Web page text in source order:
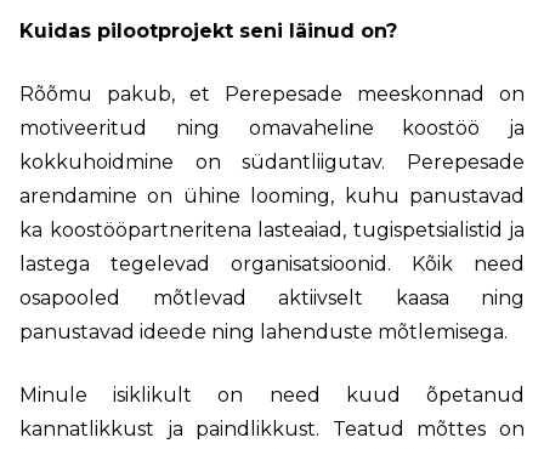
Kuidas pilootprojekt seni läinud on?
Rõõmu pakub, et Perepesade meeskonnad on
motiveeritud ning omavaheline koostöö ja
kokkuhoidmine on südantliigutav. Perepesade
arendamine on ühine looming, kuhu panustavad
ka koostööpartneritena lasteaiad, tugispetsialistid ja
lastega tegelevad organisatsioonid. Kõik need
osapooled mõtlevad aktiivselt kaasa ning
panustavad ideede ning lahenduste mõtlemisega.
Minule isiklikult on need kuud õpetanud
kannatlikkust ja paindlikkust. Teatud mõttes on